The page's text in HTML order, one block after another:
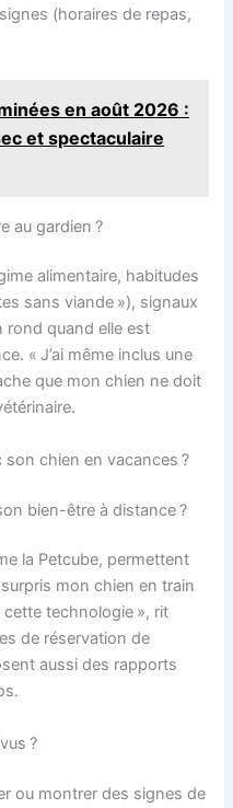
(horaires de repas,
en août 2026 :
et spectaculaire
au gardien ?
alimentaire, habitudes
sans viande »), signaux
rond quand elle est
« J’ai même inclus une
que mon chien ne doit
chien en vacances ?
bien-être à distance ?
la Petcube, permettent
surpris mon chien en train
technologie », rit
de réservation de
aussi des rapports
?
ou montrer des signes de